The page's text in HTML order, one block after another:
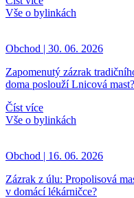
Vše o bylinkách
Obchod | 30. 06. 2026
Zapomenutý zázrak
doma poslouží Lnicová mast?
Číst více
Vše o bylinkách
Obchod | 16. 06. 2026
Zázrak z úlu: Propolisová
v domácí lékárničce?